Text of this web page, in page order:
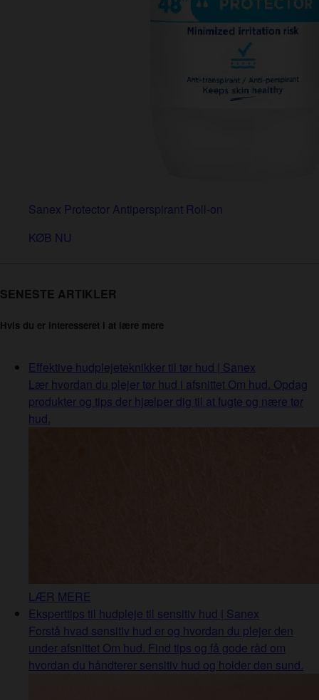
Sanex Protector Antiperspirant Roll-on
KØB NU
SENESTE ARTIKLER
Hvis du er interesseret i at lære mere
Effektive hudplejeteknikker til tør hud | Sanex
Lær hvordan du plejer tør hud i afsnittet Om hud. Opdag
produkter og tips der hjælper dig til at fugte og nære tør
hud.
LÆR MERE
Eksperttips til hudpleje til sensitiv hud | Sanex
Forstå hvad sensitiv hud er og hvordan du plejer den
under afsnittet Om hud. Find tips og få gode råd om
hvordan du håndterer sensitiv hud og holder den sund.